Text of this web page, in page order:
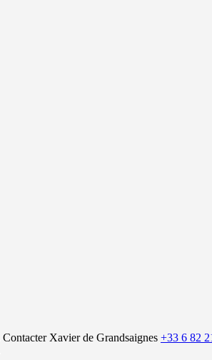
Contacter Xavier de Grandsaignes +33 6 82